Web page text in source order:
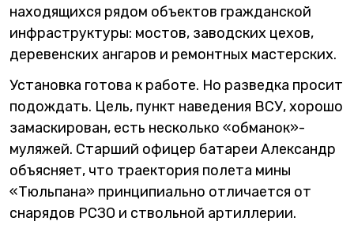
находящихся рядом объектов гражданской
инфраструктуры: мостов, заводских цехов,
деревенских ангаров и ремонтных мастерских.
Установка готова к работе. Но разведка просит
подождать. Цель, пункт наведения ВСУ, хорошо
замаскирован, есть несколько «обманок»-
муляжей. Старший офицер батареи Александр
объясняет, что траектория полета мины
«Тюльпана» принципиально отличается от
снарядов РСЗО и ствольной артиллерии.